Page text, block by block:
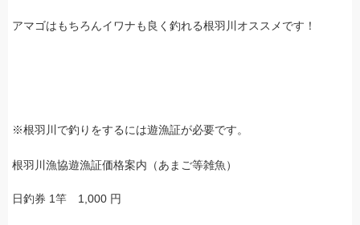
アマゴはもちろんイワナも良く釣れる根羽川オススメです！
※根羽川で釣りをするには遊漁証が必要です。
根羽川漁協遊漁証価格案内（あまご等雑魚）
日釣券 1竿 1,000 円